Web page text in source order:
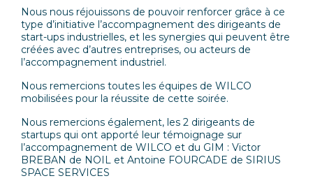
Nous nous réjouissons de pouvoir renforcer grâce à ce
type d’initiative l’accompagnement des dirigeants de
start-ups industrielles, et les synergies qui peuvent être
créées avec d’autres entreprises, ou acteurs de
l’accompagnement industriel.
Nous remercions toutes les équipes de WILCO
mobilisées pour la réussite de cette soirée.
Nous remercions également, les 2 dirigeants de
startups qui ont apporté leur témoignage sur
l’accompagnement de WILCO et du GIM : Victor
BREBAN de NOIL et Antoine FOURCADE de SIRIUS
SPACE SERVICES